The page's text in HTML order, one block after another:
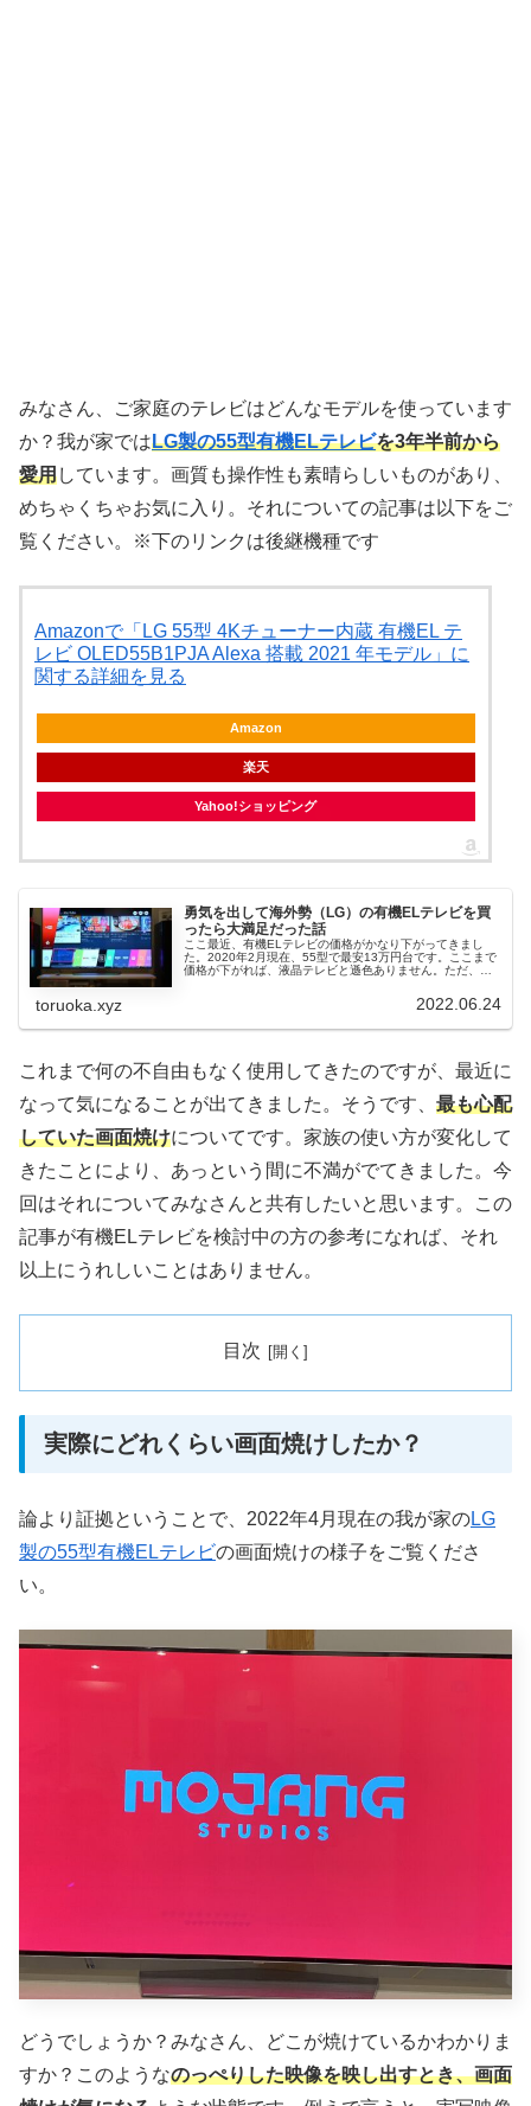
みなさん、ご家庭のテレビはどんなモデルを使っています
か？我が家ではLG製の55型有機ELテレビを3年半前から
愛用しています。画質も操作性も素晴らしいものがあり、
めちゃくちゃお気に入り。それについての記事は以下をご
覧ください。
※下のリンクは後継機種です
Amazonで「LG 55型 4Kチューナー内蔵 有機EL テ
レビ OLED55B1PJA Alexa 搭載 2021 年モデル」に
関する詳細を見る
Amazon
楽天
Yahoo!ショッピング
勇気を出して海外勢（LG）の有機ELテレビを買
ったら大満足だった話
ここ最近、有機ELテレビの価格がかなり下がってきまし
た。2020年2月現在、55型で最安13万円台です。ここまで
価格が下がれば、液晶テレビと遜色ありません。ただ、日
toruoka.xyz 2022.06.24
これまで何の不自由もなく使用してきたのですが、最近に
なって気になることが出てきました。そうです、 最も心配
していた画面焼けについてです。家族の使い方が変化して
きたことにより、あっという間に不満がでてきました。今
回はそれについてみなさんと共有したいと思います。この
記事が有機ELテレビを検討中の方の参考になれば、それ
以上にうれしいことはありません。
目次
実際にどれくらい画面焼けしたか？
論より証拠ということで、2022年4月現在の我が家のLG
製の55型有機ELテレビの画面焼けの様子をご覧くださ
い。
どうでしょうか？みなさん、どこが焼けているかわかりま
すか？このようなのっぺりした映像を映し出すとき、画面